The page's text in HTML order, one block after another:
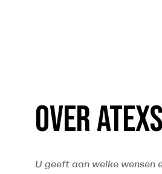
OVER
U geeft aan welke wensen